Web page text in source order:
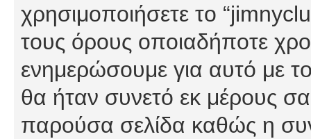
χρησιμοποιήσετε το
τους όρους οποιαδήποτε
ενημερώσουμε για αυτό με
θα ήταν συνετό εκ μέρους
παρούσα σελίδα καθώς η